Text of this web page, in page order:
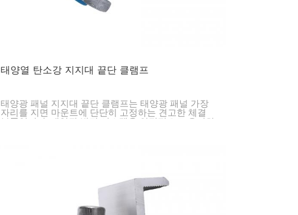
태양열 탄소강 지지대 끝단 클램프
태양광 패널 지지대 끝단 클램프는 태양광 패널 가장
자리를 지면 마운트에 단단히 고정하는 견고한 체결